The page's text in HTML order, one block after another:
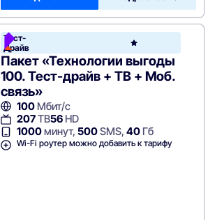
Билайн
Тест-
Драйв
Пакет «Технологии выгоды
100. Тест-драйв + ТВ + Моб.
связь»
100Мбит/с
207ТВ56HD
1000минут, 500SMS, 40Гб
Wi-Fi роутер можно добавить к тарифу